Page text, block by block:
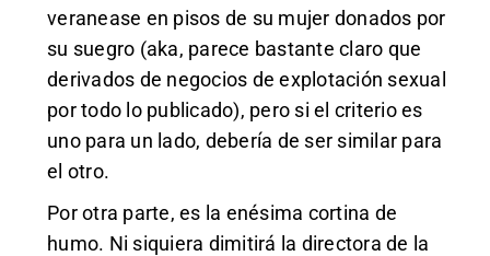
veranease en pisos de su mujer donados por
su suegro (aka, parece bastante claro que
derivados de negocios de explotación sexual
por todo lo publicado), pero si el criterio es
uno para un lado, debería de ser similar para
el otro.
Por otra parte, es la enésima cortina de
humo. Ni siquiera dimitirá la directora de la